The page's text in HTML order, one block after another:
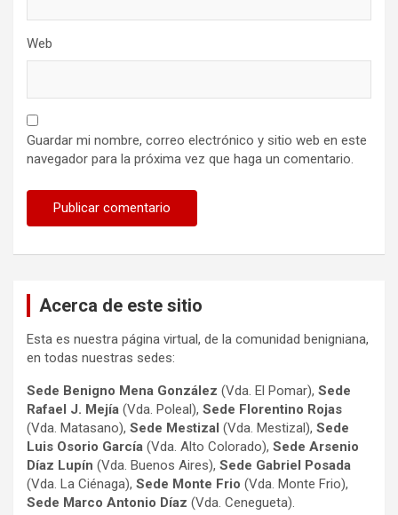
Web
Guardar mi nombre, correo electrónico y sitio web en este
navegador para la próxima vez que haga un comentario.
Acerca de este sitio
Esta es nuestra página virtual, de la comunidad benigniana,
en todas nuestras sedes:
Sede Benigno Mena González (Vda. El Pomar), Sede
Rafael J. Mejía (Vda. Poleal), Sede Florentino Rojas
(Vda. Matasano), Sede Mestizal (Vda. Mestizal), Sede
Luis Osorio García (Vda. Alto Colorado), Sede Arsenio
Díaz Lupín (Vda. Buenos Aires), Sede Gabriel Posada
(Vda. La Ciénaga), Sede Monte Frio (Vda. Monte Frio),
Sede Marco Antonio Díaz (Vda. Cenegueta).